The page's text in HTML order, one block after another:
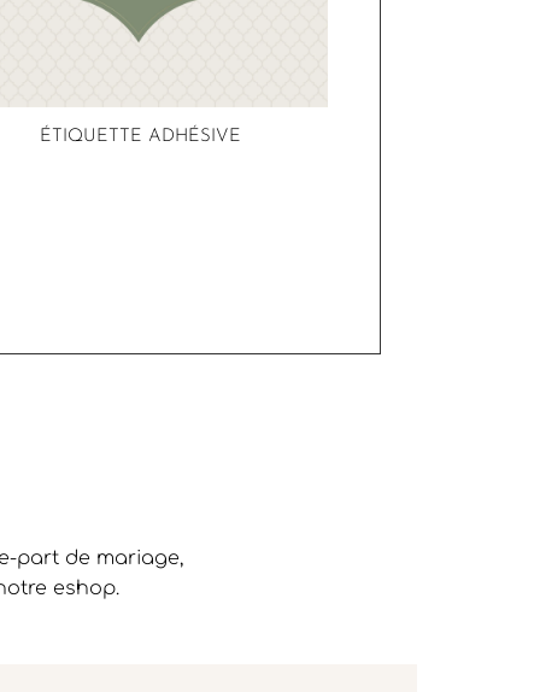
ÉTIQUETTE ADHÉSIVE
part de mariage,
eshop.